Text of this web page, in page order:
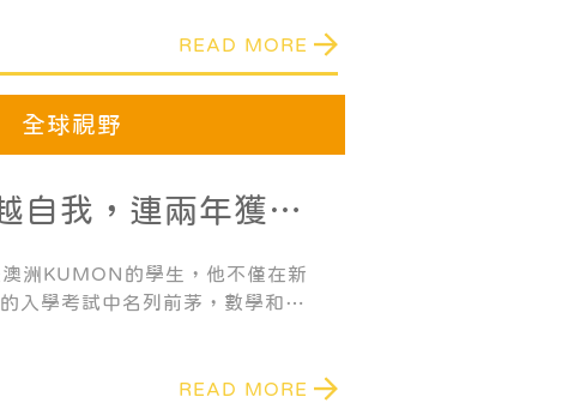
英語的最終/最高教材完成者。
READ MORE
全球視野
自我，連兩年獲
洲KUMON的學生，他不僅在新
入學考試中名列前茅，數學和英
READ MORE